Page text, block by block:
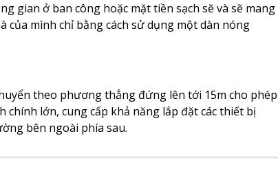
gian ở ban công hoặc mặt tiền sạch sẽ và sẽ mang
của mình chỉ bằng cách sử dụng một dàn nóng
theo phương thẳng đứng lên tới 15m cho phép
chính lớn, cung cấp khả năng lắp đặt các thiết bị
bên ngoài phía sau.